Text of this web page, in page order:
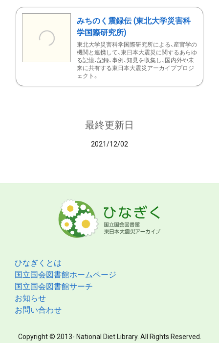
みちのく震録伝 (東北大学災害科
学国際研究所)
東北大学災害科学国際研究所による、産官学の
機関と連携して、東日本大震災に関するあらゆ
る記憶、記録、事例、知見を収集し、国内外や未
来に共有する東日本大震災アーカイブプロジ
ェクト。
最終更新日
2021/12/02
ひなぎくとは
国立国会図書館ホームページ
国立国会図書館サーチ
お知らせ
お問い合わせ
Copyright © 2013- National Diet Library. All Rights Reserved.